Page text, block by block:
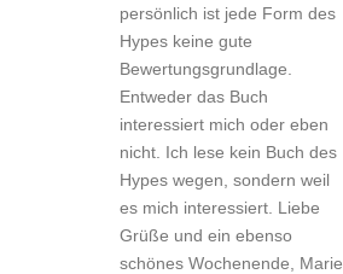
persönlich ist jede Form des
Hypes keine gute
Bewertungsgrundlage.
Entweder das Buch
interessiert mich oder eben
nicht. Ich lese kein Buch des
Hypes wegen, sondern weil
es mich interessiert. Liebe
Grüße und ein ebenso
schönes Wochenende, Marie